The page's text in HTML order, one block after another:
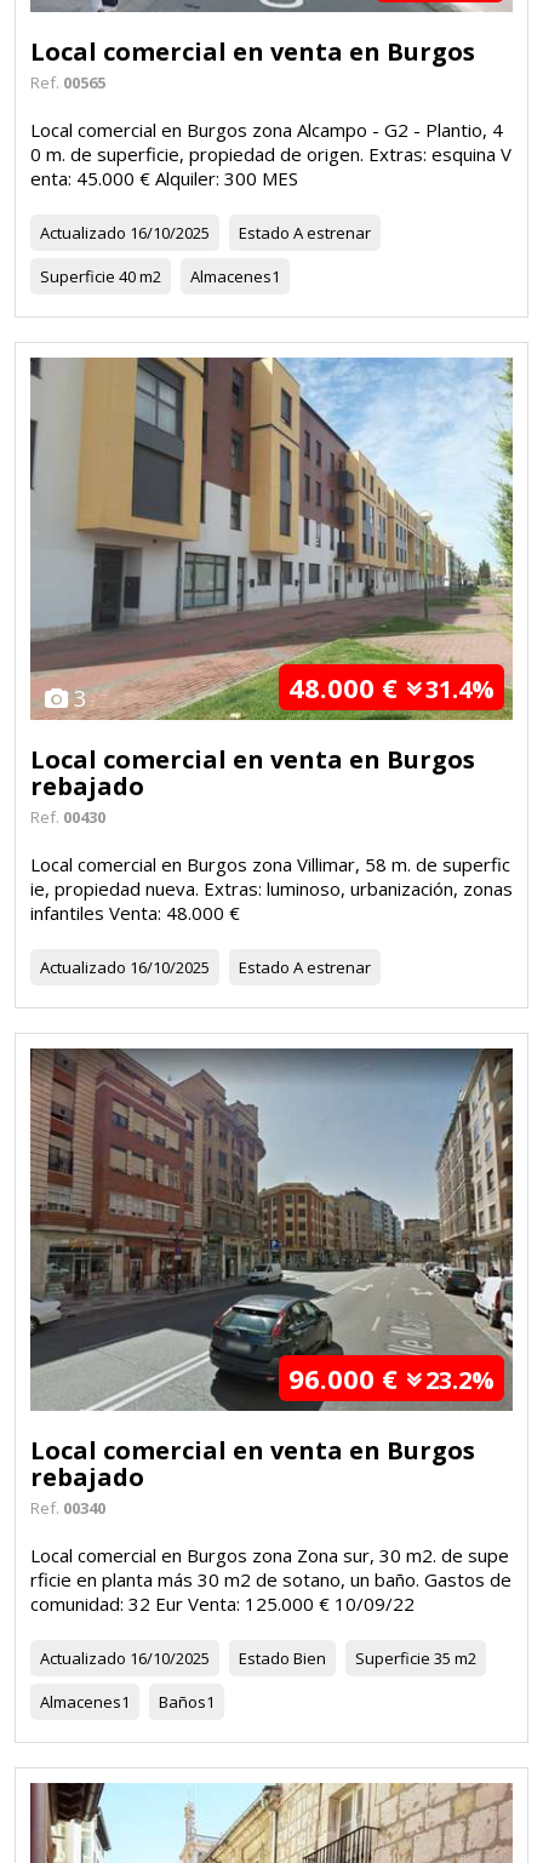
Local comercial en venta en Burgos
Ref. 00565
Local comercial en Burgos zona Alcampo - G2 - Plantio, 4
0 m. de superficie, propiedad de origen. Extras: esquina V
enta: 45.000 € Alquiler: 300 MES
Actualizado 16/10/2025 Estado A estrenar
Superficie 40 m2 Almacenes1
3 48.000 € 31.4%
Local comercial en venta en Burgos
rebajado
Ref. 00430
Local comercial en Burgos zona Villimar, 58 m. de superfic
ie, propiedad nueva. Extras: luminoso, urbanización, zonas
infantiles Venta: 48.000 €
Actualizado 16/10/2025 Estado A estrenar
96.000 € 23.2%
Local comercial en venta en Burgos
rebajado
Ref. 00340
Local comercial en Burgos zona Zona sur, 30 m2. de supe
rficie en planta más 30 m2 de sotano, un baño. Gastos de
comunidad: 32 Eur Venta: 125.000 € 10/09/22
Actualizado 16/10/2025 Estado Bien Superficie 35 m2
Almacenes1 Baños1